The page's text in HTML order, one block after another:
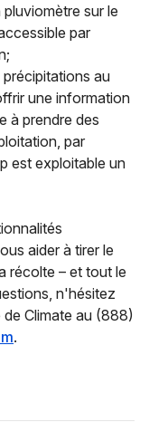
sur le
par
au
une information
à prendre des
par
est exploitable un
aider à tirer le
récolte – et tout le
n'hésitez
Climate au (888)
.